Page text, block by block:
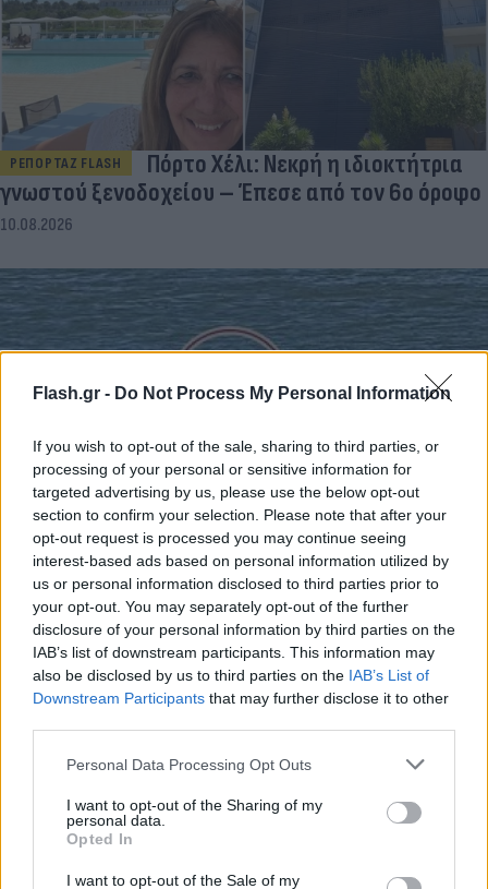
Flash.gr - Do Not Process My Personal Information
If you wish to opt-out of the sale, sharing to third parties, or
processing of your personal or sensitive information for
targeted advertising by us, please use the below opt-out
section to confirm your selection. Please note that after your
opt-out request is processed you may continue seeing
interest-based ads based on personal information utilized by
us or personal information disclosed to third parties prior to
your opt-out. You may separately opt-out of the further
disclosure of your personal information by third parties on the
IAB’s list of downstream participants. This information may
also be disclosed by us to third parties on the IAB’s List of
Downstream Participants that may further disclose it to other
Please note that this website/app uses one or more Google
not limited to your visit or usage behaviour. You may click to
grant or deny consent to Google and its third-party tags to
use your data for below specified purposes in below Google
consent section.
Personal Data Processing Opt Outs
I want to opt-out of the Sharing of my
personal data.
Opted In
I want to opt-out of the Sale of my
ΡΕΠΟΡΤΑΖ FLASH
Πόρτο Χέλι: Νεκρή η ιδιοκτήτρια
γνωστού ξενοδοχείου – Έπεσε από τον 6ο όροφο
10.08.2026
Βρετανία: Κάμερες σε ναυτικά drones έστελναν
«σήματα ζωής» σε IP στην Κίνα
10.08.2026
ΑΝΤΑΠΟΚΡΙΣΗ ΗΠΑ